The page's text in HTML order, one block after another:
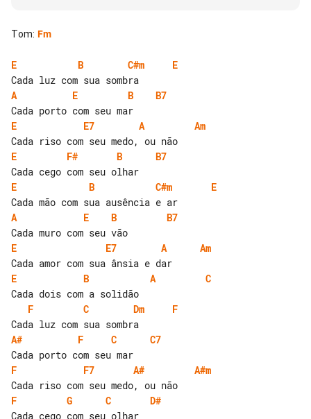
Tom: Fm
E B C#m
E
A
E B
B7
E
E7 A
Am
E
F# B
B7
E
B C#m
E
A
E B
B7
E
E7 A
Am
E
B A
C
F
C Dm
F
A#
F C
C7
F
F7 A#
A#m
F
G C
D#